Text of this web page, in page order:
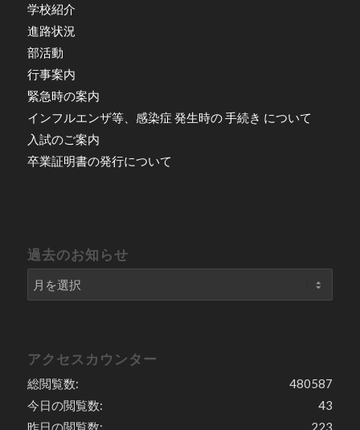
学校紹介
進路状況
部活動
行事案内
緊急時の案内
インフルエンザ等、感染症 発生時の 手続き について
入試のご案内
卒業証明書の発行について
過去のお知らせ
アクセスカウンター
480587
総閲覧数:
43
今日の閲覧数:
223
昨日の閲覧数: